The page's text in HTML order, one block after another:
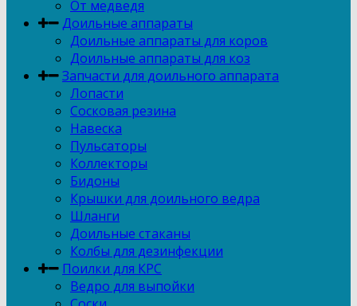
От медведя
Доильные аппараты
Доильные аппараты для коров
Доильные аппараты для коз
Запчасти для доильного аппарата
Лопасти
Сосковая резина
Навеска
Пульсаторы
Коллекторы
Бидоны
Крышки для доильного ведра
Шланги
Доильные стаканы
Колбы для дезинфекции
Поилки для КРС
Ведро для выпойки